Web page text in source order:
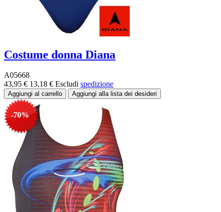
Costume donna Diana
A05668
43,95 € 13,18 € Escludi spedizione
-70%